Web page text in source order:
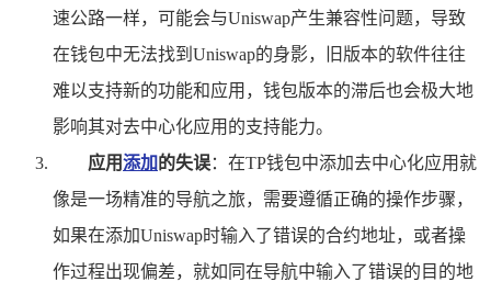
速公路一样，可能会与Uniswap产生兼容性问题，导致
在钱包中无法找到Uniswap的身影，旧版本的软件往往
难以支持新的功能和应用，钱包版本的滞后也会极大地
影响其对去中心化应用的支持能力。
应用添加的失误：在TP钱包中添加去中心化应用就
像是一场精准的导航之旅，需要遵循正确的操作步骤，
如果在添加Uniswap时输入了错误的合约地址，或者操
作过程出现偏差，就如同在导航中输入了错误的目的地